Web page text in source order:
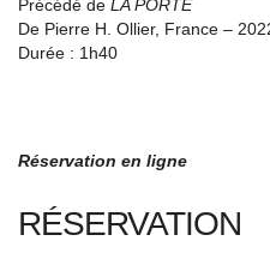
Précédé de LA PORTE
De Pierre H. Ollier, France –
Durée : 1h40
Réservation en ligne
RÉSERVATION